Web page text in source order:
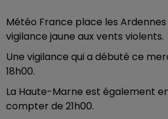
Météo France place les
vigilance jaune aux vents violents.
Une vigilance qui a débuté ce
18h00.
La Haute-Marne est également
compter de 21h00.